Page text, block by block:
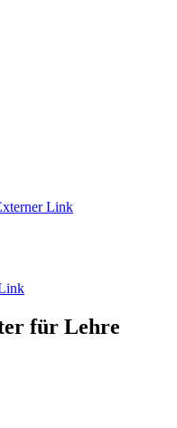
Link
für Lehre